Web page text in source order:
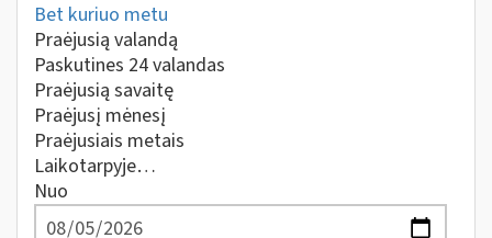
Bet kuriuo metu
Praėjusią valandą
Paskutines 24 valandas
Praėjusią savaitę
Praėjusį mėnesį
Praėjusiais metais
Laikotarpyje…
Nuo